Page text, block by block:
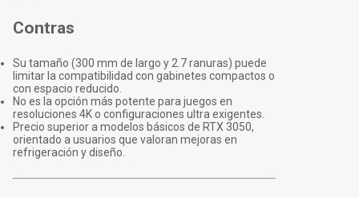
Contras
Su tamaño (300 mm de largo y 2.7 ranuras) puede
limitar la compatibilidad con gabinetes compactos o
con espacio reducido.
No es la opción más potente para juegos en
resoluciones 4K o configuraciones ultra exigentes.
Precio superior a modelos básicos de RTX 3050,
orientado a usuarios que valoran mejoras en
refrigeración y diseño.